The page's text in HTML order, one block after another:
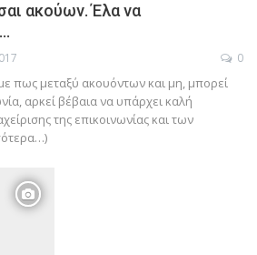
ακούων. Έλα να
0
πως μεταξύ ακουόντων και μη, μπορεί
αρκεί βέβαια να υπάρχει καλή
της επικοινωνίας και των